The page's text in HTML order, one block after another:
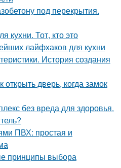
под перекрытия.
кухни. Тот, кто это
лайфхаков для кухни
История создания
дверь, когда замок
без вреда для здоровья.
ПВХ: простая и
принципы выбора